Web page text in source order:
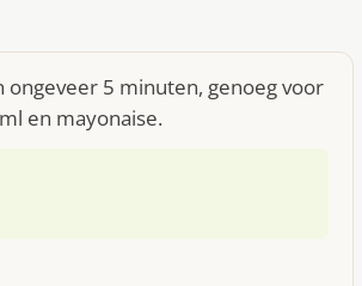
ongeveer 5 minuten, genoeg voor
en mayonaise.